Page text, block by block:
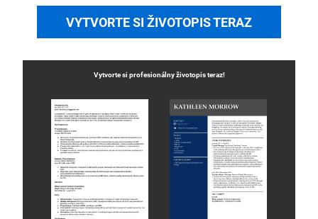
VYTVORTE SI ŽIVOTOPIS TERAZ
Vytvorte si profesionálnyživotopisteraz!